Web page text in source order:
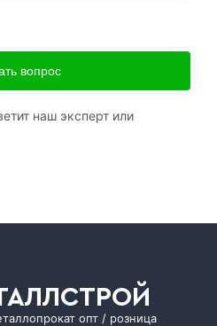
вопрос
наш эксперт или
опт / розница